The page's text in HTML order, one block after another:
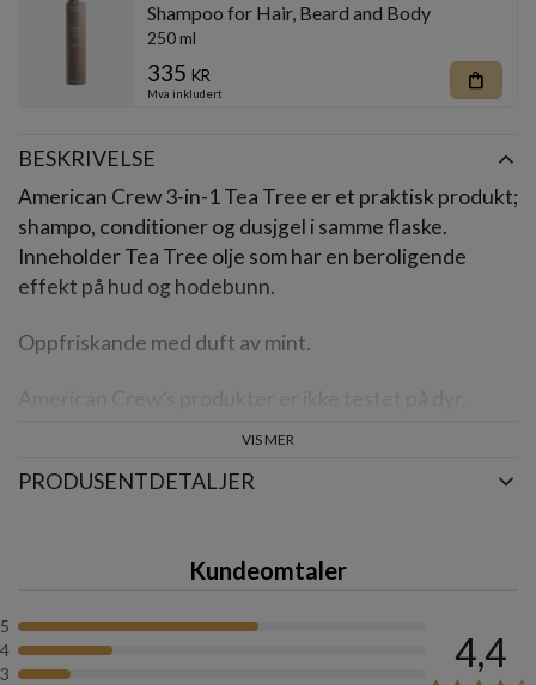
Shampoo for Hair, Beard and Body
250 ml
335 kr
Mva inkludert
shopping_bag
BESKRIVELSE
American Crew 3-in-1 Tea Tree er et praktisk produkt;
shampo, conditioner og dusjgel i samme flaske.
Inneholder Tea Tree olje som har en beroligende
effekt på hud og hodebunn.
Oppfriskande med duft av mint.
VIS MER
PRODUSENTDETALJER
Kundeomtaler
5
4
3
4,4